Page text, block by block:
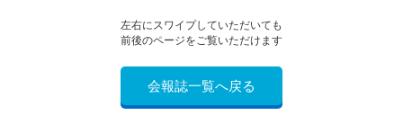
左右にスワイプしていただいても
前後のページをご覧いただけます
会報誌一覧へ戻る